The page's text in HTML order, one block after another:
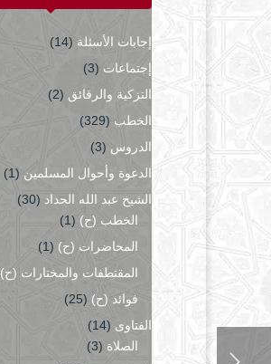
إجابات الأسئلة (14)
إجتماعات (3)
التزكية والرقائق (2)
الخطب (329)
الدروس (3)
الدعوة وأحوال المسلمين (1)
الشيخ عبد الله الحداد (30)
الخطب (ح) (1)
المحاضرات (ح) (1)
المقتطفات والمختارات (ح)
فوائد (ح) (25)
الفتاوى (14)
الصلاة (3)